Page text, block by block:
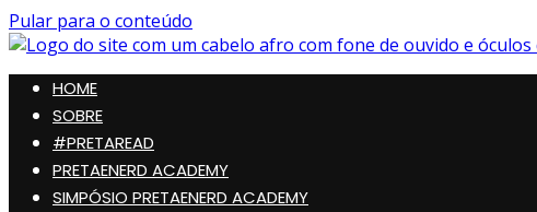
Pular para o conteúdo
Preta, Nerd & Burning Hell
HOME
SOBRE
#PRETAREAD
PRETAENERD ACADEMY
SIMPÓSIO PRETAENERD ACADEMY